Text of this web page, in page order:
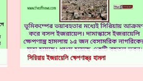
সিরিয়ায় ইজরায়েলি ক্ষেপণাস্ত্র হামলা